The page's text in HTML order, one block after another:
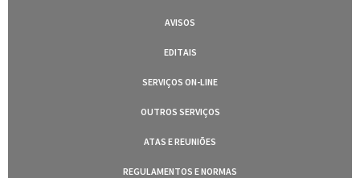
AVISOS
EDITAIS
SERVIÇOS ON-LINE
OUTROS SERVIÇOS
ATAS E REUNIÕES
REGULAMENTOS E NORMAS